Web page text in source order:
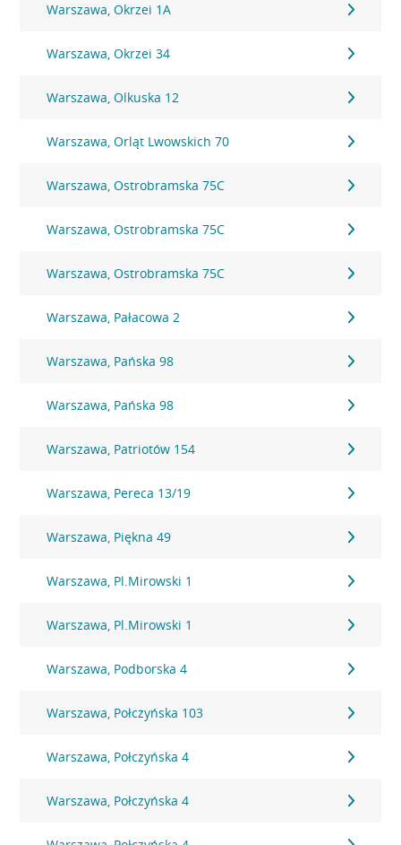
Warszawa, Okrzei 1A
Warszawa, Okrzei 34
Warszawa, Olkuska 12
Warszawa, Orląt Lwowskich 70
Warszawa, Ostrobramska 75C
Warszawa, Ostrobramska 75C
Warszawa, Ostrobramska 75C
Warszawa, Pałacowa 2
Warszawa, Pańska 98
Warszawa, Pańska 98
Warszawa, Patriotów 154
Warszawa, Pereca 13/19
Warszawa, Piękna 49
Warszawa, Pl.Mirowski 1
Warszawa, Pl.Mirowski 1
Warszawa, Podborska 4
Warszawa, Połczyńska 103
Warszawa, Połczyńska 4
Warszawa, Połczyńska 4